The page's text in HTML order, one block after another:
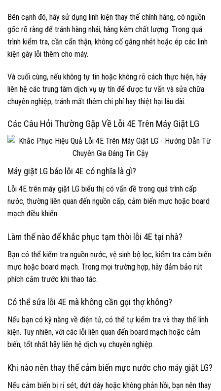
Bên cạnh đó, hãy sử dụng linh kiện thay thế chính hãng, có nguồn
gốc rõ ràng để tránh hàng nhái, hàng kém chất lượng. Trong quá
trình kiểm tra, cần cẩn thận, không cố gắng nhét hoặc ép các linh
kiện gây lỗi thêm cho máy.
Và cuối cùng, nếu không tự tin hoặc không rõ cách thực hiện, hãy
liên hệ các trung tâm dịch vụ uy tín để được tư vấn và sửa chữa
chuyên nghiệp, tránh mất thêm chi phí hay thiệt hại lâu dài.
Các Câu Hỏi Thường Gặp Về Lỗi 4E Trên Máy Giặt LG
Máy giặt LG báo lỗi 4E có nghĩa là gì?
Lỗi 4E trên máy giặt LG biểu thị có vấn đề trong quá trình cấp
nước, thường liên quan đến nguồn cấp, cảm biến mực hoặc board
mạch điều khiển.
Làm thế nào để khắc phục tạm thời lỗi 4E tại nhà?
Bạn có thể kiểm tra nguồn nước, vệ sinh bộ lọc, kiểm tra cảm biến
mực hoặc board mạch. Trong mọi trường hợp, hãy đảm bảo rút
phích cắm trước khi thao tác.
Có thể sửa lỗi 4E mà không cần gọi thợ không?
Nếu bạn có kỹ năng về điện tử, có thể tự kiểm tra và thay thế linh
kiện. Tuy nhiên, với các lỗi liên quan đến board mạch hoặc cảm
biến, tốt nhất hãy liên hệ dịch vụ chuyên nghiệp.
Khi nào nên thay thế cảm biến mực nước cho máy giặt LG?
Nếu cảm biến bị rỉ sét, đứt dây hoặc không phản hồi, bạn nên thay